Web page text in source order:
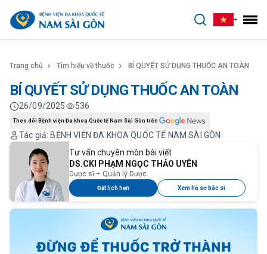
Trang chủ Tìm hiểu về thuốc BÍ QUYẾT SỬ DỤNG THUỐC AN TOÀN
BÍ QUYẾT SỬ DỤNG THUỐC AN TOÀN
Tác giả: BỆNH VIỆN ĐA KHOA QUỐC TẾ NAM SÀI GÒN
26/09/2025 536
Theo dõi Bệnh viện Đa khoa Quốc tế Nam Sài Gòn trên
Tư vấn chuyên môn bài viết
DS.CKI PHẠM NGỌC THẢO UYÊN
Dược sĩ – Quản lý Dược.
Đặt lịch hẹn Xem hồ sơ bác sĩ